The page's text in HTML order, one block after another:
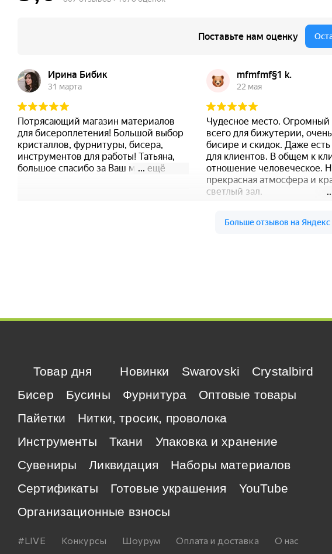
Товар дня Новинки Swarovski
Crystalbird
Бисер
Бусины Фурнитура
Оптовые товары
Пайетки
Нитки, тросик, проволока
Инструменты
Ткани
Упаковка и хранение
Сувениры
Ликвидация
Наборы материалов
Сертификаты
Готовые украшения
YouTube
Организационные взносы
#LIVE Конкурсы Шоурум Оплата и доставка О нас